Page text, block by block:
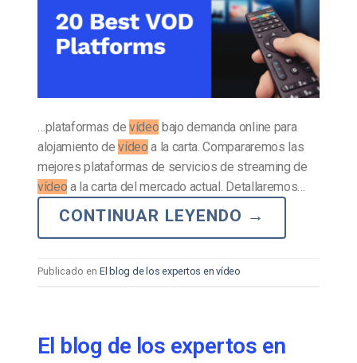
…plataformas de vídeo bajo demanda online para
alojamiento devídeo a la carta. Compararemos las
mejores plataformas de servicios de streaming de
vídeo a la carta del mercado actual. Detallaremos…
CONTINUAR LEYENDO →
Publicado en El blog de los expertos en vídeo
El blog de los expertos en